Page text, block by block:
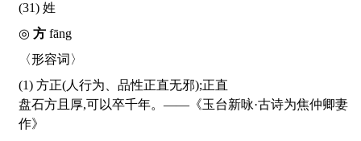
(31) 姓
方 fāng
〈形容词〉
(1) 方正(人行为、品性正直无邪);正直
盘石方且厚,可以卒千年。——《玉台新咏·古诗为焦仲卿妻
作》